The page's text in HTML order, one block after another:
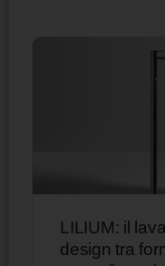
LILIUM: il
design tra